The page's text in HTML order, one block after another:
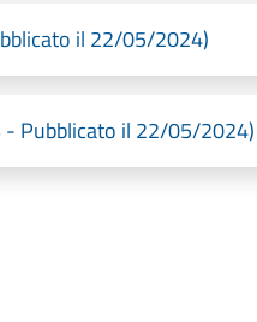
il 22/05/2024)
- Pubblicato il 22/05/2024)